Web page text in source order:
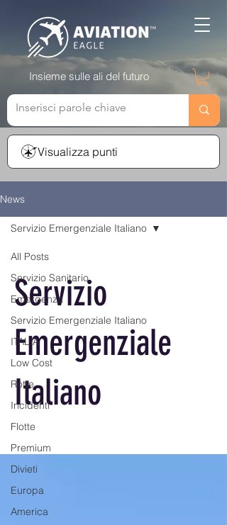
Visualizza punti
Insieme sulle ali del futuro
News
All Posts
Servizio Sanitario
Emergenza
Servizio Emergenziale Italiano
ITALIA
Low Cost
Rotte
Incidenti
Flotte
Premium
Divieti
Europa
America
Servizio Emergenziale Italiano
Servizio
Emergenziale
Italiano